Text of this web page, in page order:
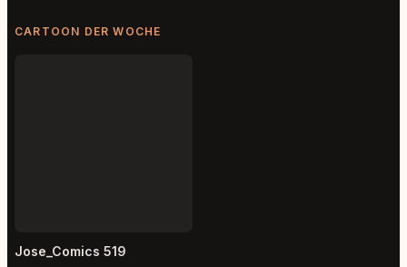
CARTOON DER WOCHE
Jose_Comics 519